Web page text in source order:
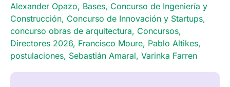
Alexander Opazo, Bases, Concurso de Ingeniería y
Construcción, Concurso de Innovación y Startups,
concurso obras de arquitectura, Concursos,
Directores 2026, Francisco Moure, Pablo Altikes,
postulaciones, Sebastián Amaral, Varinka Farren